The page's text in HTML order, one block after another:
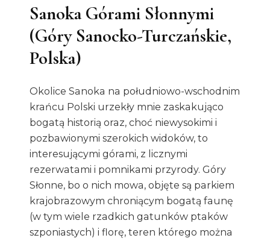
Sanoka Górami Słonnymi
(Góry Sanocko-Turczańskie,
Polska)
Okolice Sanoka na południowo-wschodnim
krańcu Polski urzekły mnie zaskakująco
bogatą historią oraz, choć niewysokimi i
pozbawionymi szerokich widoków, to
interesującymi górami, z licznymi
rezerwatami i pomnikami przyrody. Góry
Słonne, bo o nich mowa, objęte są parkiem
krajobrazowym chroniącym bogatą faunę
(w tym wiele rzadkich gatunków ptaków
szponiastych) i florę, teren którego można